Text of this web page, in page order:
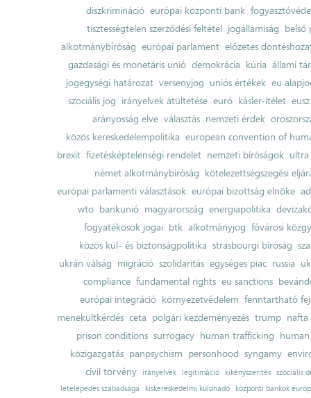
diszkrimináció európai központi bank
tisztességtelen szerződési feltétel jogállamiság belső
alkotmánybíróság európai parlament előzetes
gazdasági és monetáris unió demokrácia kúria állami
jogegységi határozat versenyjog uniós értékek eu
szociális jog irányelvek átültetése euró kásler-ítélet
arányosság elve választás nemzeti érdek
közös kereskedelempolitika european convention of
brexit fizetésképtelenségi rendelet nemzeti bíróságok ultra
német alkotmánybíróság kötelezettségszegési
európai parlamenti választások európai bizottság elnöke
wto bankunió magyarország energiapolitika
fogyatékosok jogai btk alkotmányjog fővárosi
közös kül- és biztonságpolitika strasbourgi bíróság
ukrán válság migráció szolidaritás egységes piac russia
compliance fundamental rights eu sanctions
európai integráció környezetvédelem fenntartható
menekültkérdés ceta polgári kezdeményezés trump nafta
prison conditions surrogacy human trafficking
közigazgatás panpsychism personhood syngamy
civil törvény
irányelvek legitimáció kikényszerítés szociális
letelepedés szabadsága
kiskereskedelmi különadó
központi bankok